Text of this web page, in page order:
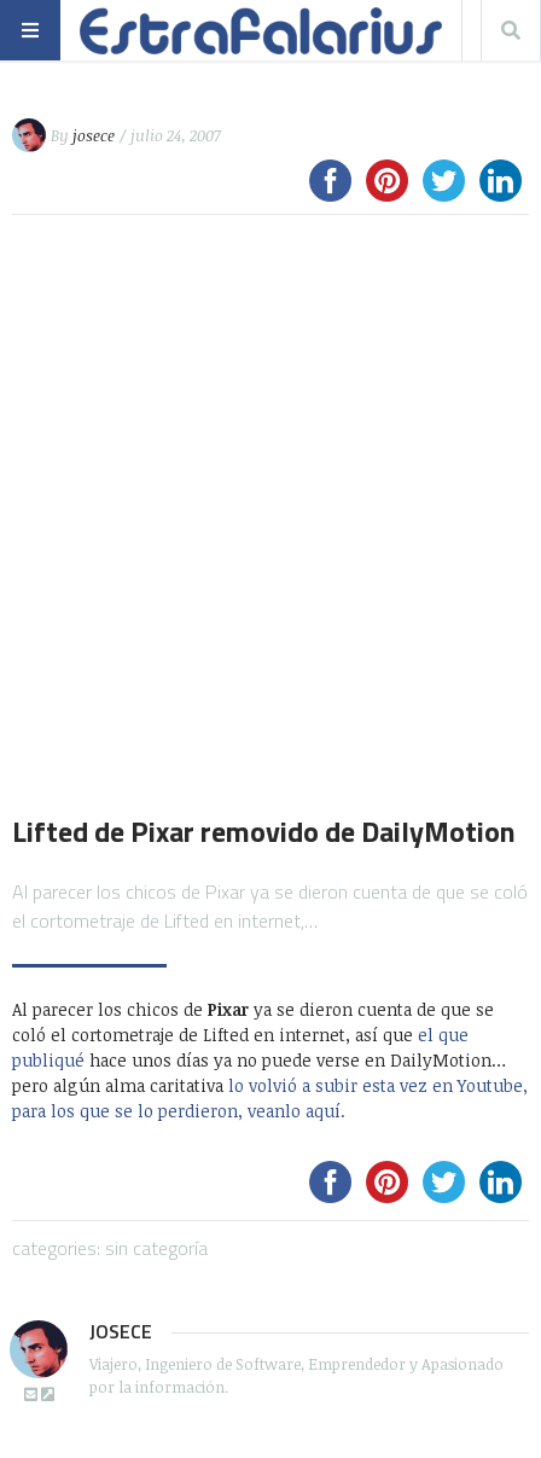
By josece / julio 24, 2007
Lifted de Pixar removido de DailyMotion
Al parecer los chicos de Pixar ya se dieron cuenta de que se coló
el cortometraje de Lifted en internet,…
Al parecer los chicos de Pixar ya se dieron cuenta de que se
coló el cortometraje de Lifted en internet, así que el que
publiqué hace unos días ya no puede verse en DailyMotion…
pero algún alma caritativa lo volvió a subir esta vez en Youtube,
para los que se lo perdieron, veanlo aquí.
categories: sin categoría
JOSECE
Viajero, Ingeniero de Software, Emprendedor y Apasionado
por la información.